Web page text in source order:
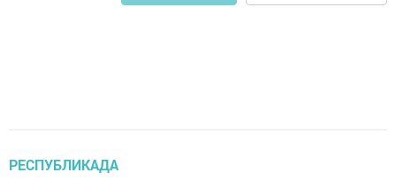
РЕСПУБЛИКАДА